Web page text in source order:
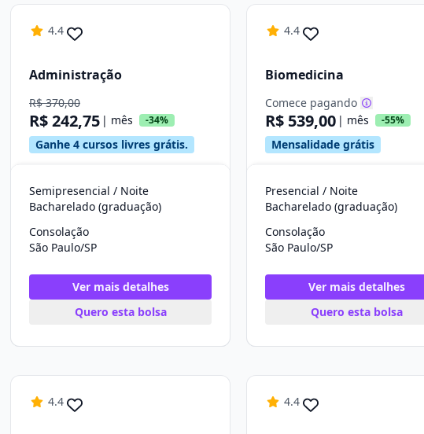
4.4
Administração
R$ 370,00
R$ 242,75 | mês -34%
Ganhe 4 cursos livres grátis.
Semipresencial / Noite
Bacharelado (graduação)
Consolação
São Paulo/SP
Ver mais detalhes
Quero esta bolsa
4.4
Biomedicina
Comece pagando
R$ 539,00 | mês -55%
Mensalidade grátis
Presencial / Noite
Bacharelado (graduação)
Consolação
São Paulo/SP
Ver mais detalhes
Quero esta bolsa
4.4 4.4